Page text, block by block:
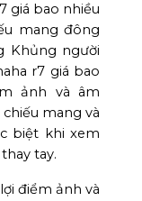
giá bao nhiều
mang đông
Khủng người
r7 giá bao
ảnh và âm
mang và
biệt khi xem
tay.
điểm ảnh và